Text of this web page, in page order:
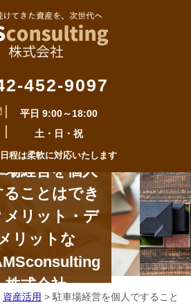
452-9097
平日 9:00～18:00
土・日・祝
程は柔軟に対応いたします
場経営を個人
ることはでき
メリット・デ
リットな
株式会社
資産活用 > 駐車場経営を個人ですること